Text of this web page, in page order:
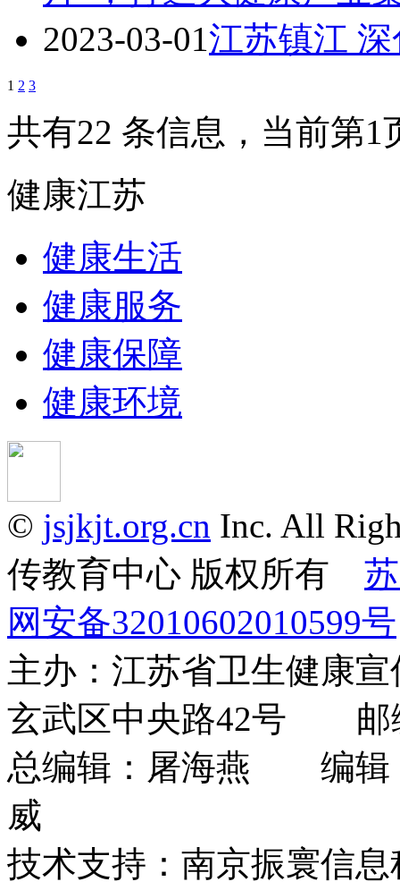
2023-03-01江苏镇江
1 2 3
共有22 条信息，当前第1
健康江苏
健康生活
健康服务
健康保障
健康环境
© jsjkjt.org.cn Inc. All
传教育中心 版权所有
网安备32010602010599号
主办：江苏省卫生健康
玄武区中央路42号 邮
总编辑：屠海燕 编
威
技术支持：南京振寰信